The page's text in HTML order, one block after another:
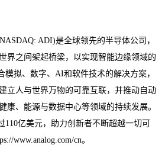
ADI)是全球领先的半导体公司，
界之间架起桥梁，以实现智能边缘领域的
模拟、数字、AI和软件技术的解决方案，
立人与世界万物的可靠互联，并推动自动
康、能源与数据中心等领域的持续发展。
110亿美元，助力创新者不断超越一切可
www.analog.com/cn。